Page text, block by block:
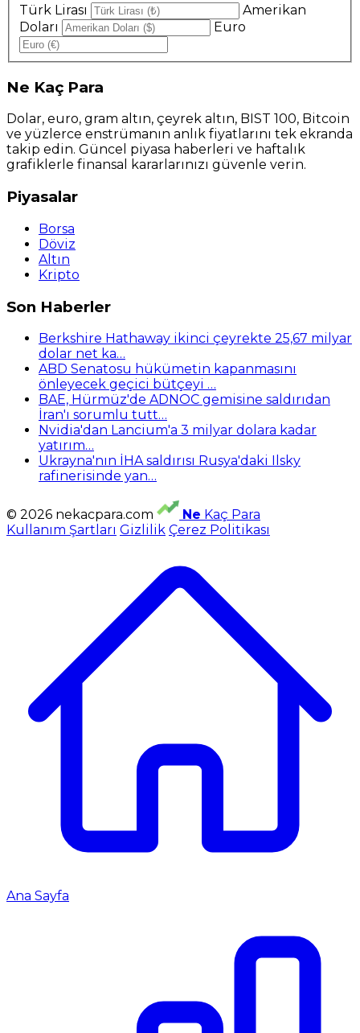
Türk Lirası
Amerikan
Doları
Euro
Ne Kaç Para
Dolar, euro, gram altın, çeyrek altın, BIST 100, Bitcoin
ve yüzlerce enstrümanın anlık fiyatlarını tek ekranda
takip edin. Güncel piyasa haberleri ve haftalık
grafiklerle finansal kararlarınızı güvenle verin.
Piyasalar
Borsa
Döviz
Altın
Kripto
Son Haberler
Berkshire Hathaway ikinci çeyrekte 25,67 milyar
dolar net ka…
ABD Senatosu hükümetin kapanmasını
önleyecek geçici bütçeyi …
BAE, Hürmüz'de ADNOC gemisine saldırıdan
İran'ı sorumlu tutt…
Nvidia'dan Lancium'a 3 milyar dolara kadar
yatırım…
Ukrayna'nın İHA saldırısı Rusya'daki Ilsky
rafinerisinde yan…
© 2026 nekacpara.com Ne Kaç Para
Kullanım Şartları Gizlilik Çerez Politikası
Ana Sayfa